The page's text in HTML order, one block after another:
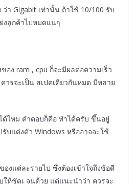
า Gigabit เท่านั้น ถ้าใช้ 10/100 รับ
งลูกค้าไปหมดแน่ๆ
อง ram , cpu ก็จะมีผลต่อความเร็ว
วรจะเป็น สเปคเดียวกันหมด มีหลาย
ด้ไหม คำตอบก็คือ ทำได้ครับ ขึ้นอยู่
บแต่งตัว Windows หรืออาจจะใช้
งแต่ละรายไป ซึ่งต้องเข้าใจถึงข้อดี
ห้ชัดเ จนด้วย แต่แนะนำว่า ควรจะ